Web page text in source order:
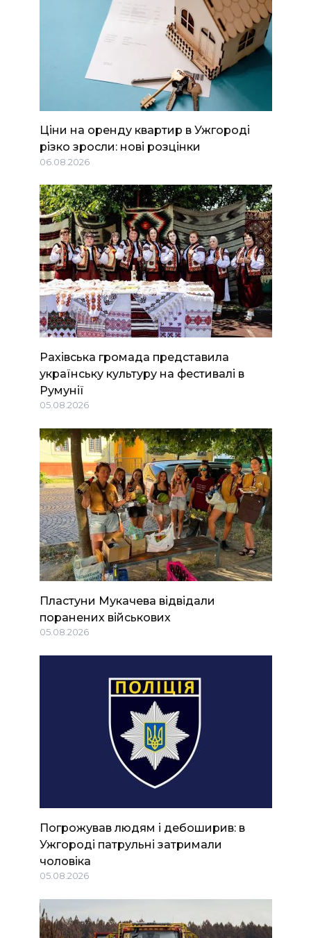
Ціни на оренду квартир в Ужгороді
різко зросли: нові розцінки
06.08.2026
Рахівська громада представила
українську культуру на фестивалі в
Румунії
05.08.2026
Пластуни Мукачева відвідали
поранених військових
05.08.2026
Погрожував людям і дебоширив: в
Ужгороді патрульні затримали
чоловіка
05.08.2026